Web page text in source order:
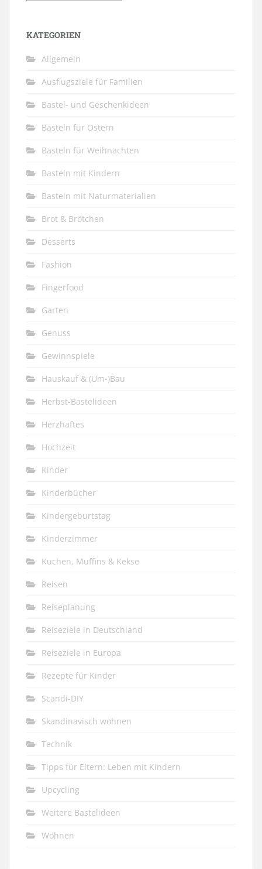
KATEGORIEN
Allgemein
Ausflugsziele für Familien
Bastel- und Geschenkideen
Basteln für Ostern
Basteln für Weihnachten
Basteln mit Kindern
Basteln mit Naturmaterialien
Brot & Brötchen
Desserts
Fashion
Fingerfood
Garten
Genuss
Gewinnspiele
Hauskauf & (Um-)Bau
Herbst-Bastelideen
Herzhaftes
Hochzeit
Kinder
Kinderbücher
Kindergeburtstag
Kinderzimmer
Kuchen, Muffins & Kekse
Reisen
Reiseplanung
Reiseziele in Deutschland
Reiseziele in Europa
Rezepte für Kinder
Scandi-DIY
Skandinavisch wohnen
Technik
Tipps für Eltern: Leben mit Kindern
Upcycling
Weitere Bastelideen
Wohnen